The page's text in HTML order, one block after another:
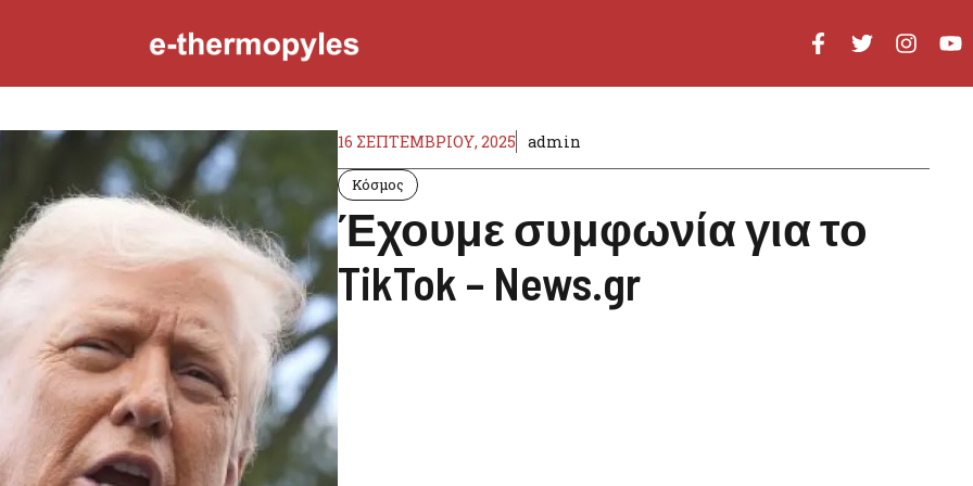
16 ΣΕΠΤΕΜΒΡΊΟΥ, 2025 admin
Κόσμος
Έχουμε συμφωνία για το
TikTok – News.gr